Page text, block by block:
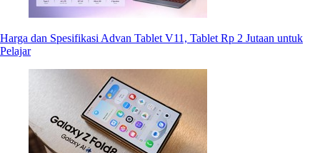
Harga dan Spesifikasi Advan Tablet V11, Tablet Rp 2 Jutaan untuk
Pelajar